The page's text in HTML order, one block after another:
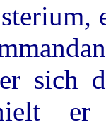
sich
er